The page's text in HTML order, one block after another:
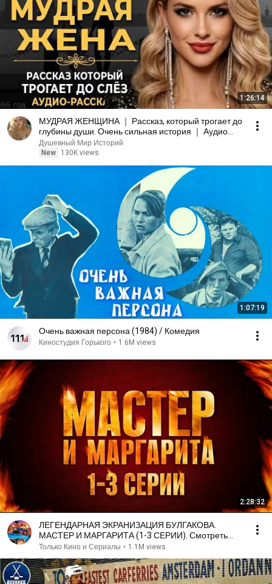
1:26:14
МУДРАЯ ЖЕНЩИНА ｜ Рассказ, который трогает до
глубины души. Очень сильная история ｜ Аудио
рассказ.
Душевный Мир Историй
New
130K views
1:07:19
Очень важная персона (1984) / Комедия
Киностудия Горького • 1.6M views
2:28:32
ЛЕГЕНДАРНАЯ ЭКРАНИЗАЦИЯ БУЛГАКОВА.
МАСТЕР И МАРГАРИТА (1-3 СЕРИИ). Смотреть
СЕРИАЛ онлайн бесплатно
Только Кино и Сериалы • 1.1M views